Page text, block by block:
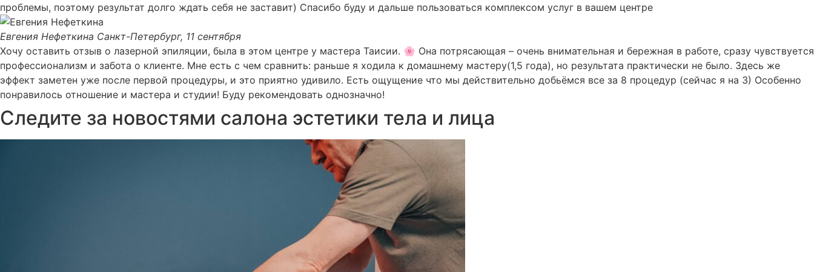
проблемы, поэтому результат долго ждать себя не заставит) Спасибо буду и дальше пользоваться комплексом услуг в вашем центре
Евгения Нефеткина Санкт-Петербург, 11 сентября
Хочу оставить отзыв о лазерной эпиляции, была в этом центре у мастера Таисии. 🌸 Она потрясающая – очень внимательная и бережная в работе, сразу чувствуется
профессионализм и забота о клиенте. Мне есть с чем сравнить: раньше я ходила к домашнему мастеру(1,5 года), но результата практически не было. Здесь же
эффект заметен уже после первой процедуры, и это приятно удивило. Есть ощущение что мы действительно добьёмся все за 8 процедур (сейчас я на 3) Особенно
понравилось отношение и мастера и студии! Буду рекомендовать однозначно!
Следите за новостями салона эстетики тела и лица